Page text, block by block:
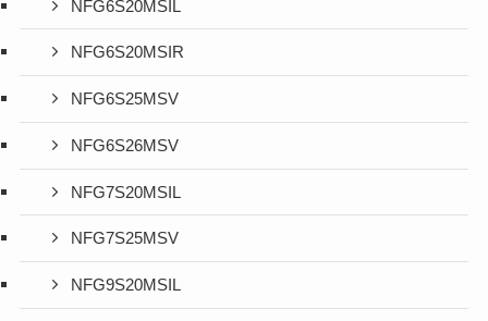
NFG6S20MSIL
NFG6S20MSIR
NFG6S25MSV
NFG6S26MSV
NFG7S20MSIL
NFG7S25MSV
NFG9S20MSIL